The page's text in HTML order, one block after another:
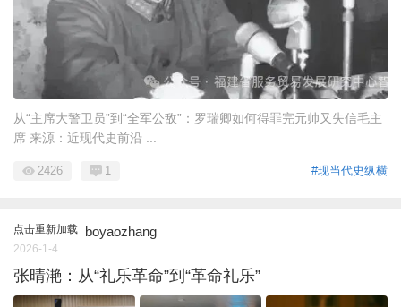
从“主席大警卫员”到“全军公敌”：罗瑞卿如何得罪完元帅又失信毛主
席 来源：近现代史前沿 ...
#现当代史纵横
2426 1
点击重新加载 boyaozhang
2026-1-4
张晴滟：从“礼乐革命”到“革命礼乐”